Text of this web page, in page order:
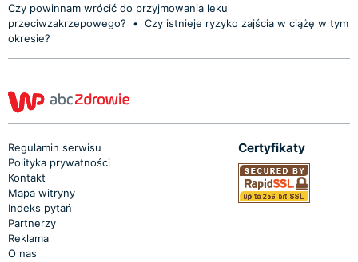
Czy powinnam wrócić do przyjmowania leku
przeciwzakrzepowego?
• Czy istnieje ryzyko zajścia w ciążę w tym
okresie?
Regulamin serwisu
Polityka prywatności
Kontakt
Mapa witryny
Indeks pytań
Partnerzy
Reklama
O nas
Certyfikaty